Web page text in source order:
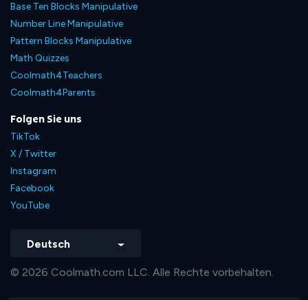
Base Ten Blocks Manipulative
Number Line Manipulative
Pattern Blocks Manipulative
Math Quizzes
Coolmath4Teachers
Coolmath4Parents
Folgen Sie uns
TikTok
X / Twitter
Instagram
Facebook
YouTube
Deutsch
© 2026 Coolmath.com LLC. Alle Rechte vorbehalten.